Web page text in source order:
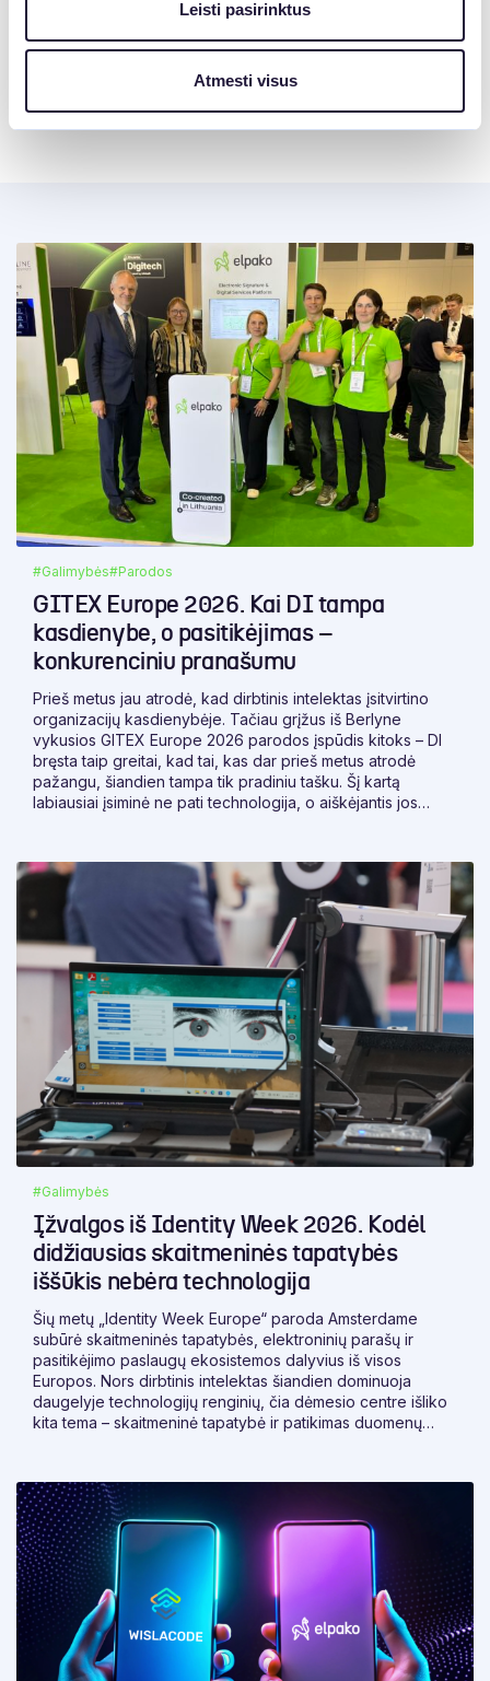
Leisti pasirinktus
Atmesti visus
Pilną straipsnį galite skaityti dienraštyje „Verslo žinios“:
Lankstumas ir efektyvumas: kaip šiuolaikinės technologijos
#Galimybės#Parodos
GITEX Europe 2026. Kai DI tampa
kasdienybe, o pasitikėjimas –
konkurenciniu pranašumu
Prieš metus jau atrodė, kad dirbtinis intelektas įsitvirtino
organizacijų kasdienybėje. Tačiau grįžus iš Berlyne
vykusios GITEX Europe 2026 parodos įspūdis kitoks – DI
bręsta taip greitai, kad tai, kas dar prieš metus atrodė
pažangu, šiandien tampa tik pradiniu tašku. Šį kartą
labiausiai įsiminė ne pati technologija, o aiškėjantis jos
palyginti, patikrinti, parengti, pasirašyti ar apsaugoti
informaciją.
#Galimybės
Įžvalgos iš Identity Week 2026. Kodėl
didžiausias skaitmeninės tapatybės
iššūkis nebėra technologija
Šių metų „Identity Week Europe“ paroda Amsterdame
subūrė skaitmeninės tapatybės, elektroninių parašų ir
pasitikėjimo paslaugų ekosistemos dalyvius iš visos
Europos. Nors dirbtinis intelektas šiandien dominuoja
daugelyje technologijų renginių, čia dėmesio centre išliko
kita tema – skaitmeninė tapatybė ir patikimas duomenų